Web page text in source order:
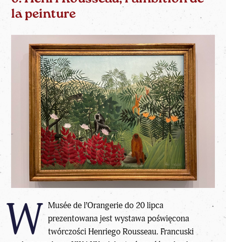
la peinture
W Musée de l’Orangerie do 20 lipca
prezentowana jest wystawa poświęcona
twórczości Henriego Rousseau. Francuski